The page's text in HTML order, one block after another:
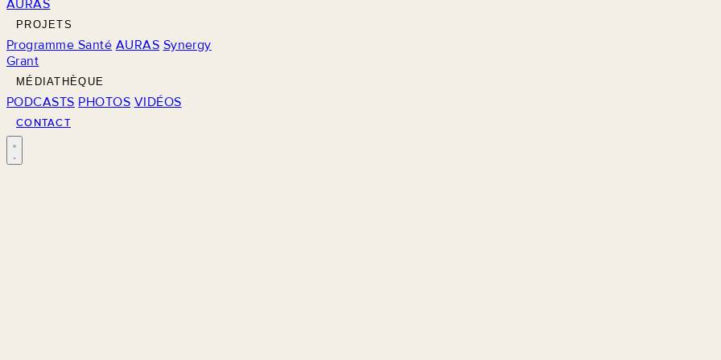
AURAS
PROJETS
Programme Santé AURAS Synergy
Grant
MÉDIATHÈQUE
PODCASTS PHOTOS VIDÉOS
CONTACT